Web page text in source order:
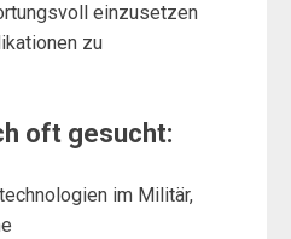
einzusetzen
zu
oft gesucht:
im Militär,